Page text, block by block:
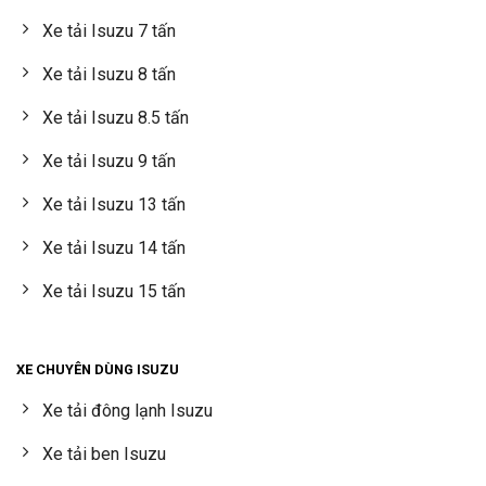
Xe tải Isuzu 7 tấn
Xe tải Isuzu 8 tấn
Xe tải Isuzu 8.5 tấn
Xe tải Isuzu 9 tấn
Xe tải Isuzu 13 tấn
Xe tải Isuzu 14 tấn
Xe tải Isuzu 15 tấn
XE CHUYÊN DÙNG ISUZU
Xe tải đông lạnh Isuzu
Xe tải ben Isuzu